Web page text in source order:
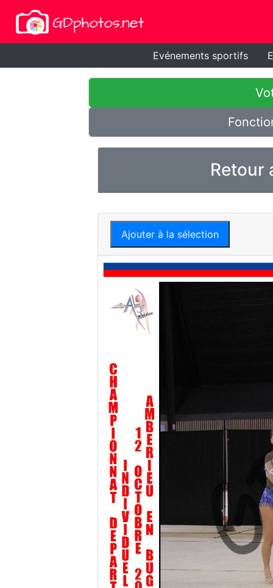
Evénements sportifs
Retour
Ajouter à la sélection